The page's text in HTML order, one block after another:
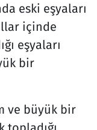
eski eşyaları
içinde
eşyaları
bir
ve büyük bir